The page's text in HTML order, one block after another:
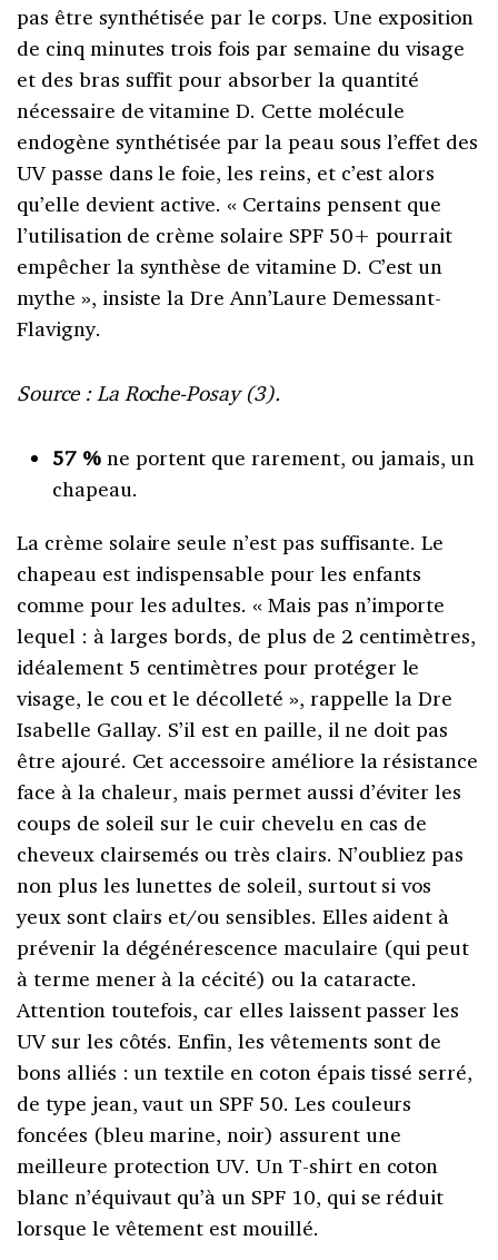
pas être synthétisée par le corps. Une exposition
de cinq minutes trois fois par semaine du visage
et des bras suffit pour absorber la quantité
nécessaire de vitamine D. Cette molécule
endogène synthétisée par la peau sous l’effet des
UV passe dans le foie, les reins, et c’est alors
qu’elle devient active. « Certains pensent que
l’utilisation de crème solaire SPF 50+ pourrait
empêcher la synthèse de vitamine D. C’est un
mythe », insiste la Dre Ann’Laure Demessant-
Flavigny.
Source : La Roche-Posay (3).
57 %ne portent que rarement, ou jamais, un
chapeau.
La crème solaire seule n’est pas suffisante. Le
chapeau est indispensable pour les enfants
comme pour les adultes. « Mais pas n’importe
lequel : à larges bords, de plus de 2 centimètres,
idéalement 5 centimètres pour protéger le
visage, le cou et le décolleté », rappelle la Dre
Isabelle Gallay. S’il est en paille, il ne doit pas
être ajouré. Cet accessoire améliore la résistance
face à la chaleur, mais permet aussi d’éviter les
coups de soleil sur le cuir chevelu en cas de
cheveux clairsemés ou très clairs. N’oubliez pas
non plus les lunettes de soleil, surtout si vos
yeux sont clairs et/ou sensibles. Elles aident à
prévenir la dégénérescence maculaire (qui peut
à terme mener à la cécité) ou la cataracte.
Attention toutefois, car elles laissent passer les
UV sur les côtés. Enfin, les vêtements sont de
bons alliés : un textile en coton épais tissé serré,
de type jean, vaut un SPF 50. Les couleurs
foncées (bleu marine, noir) assurent une
meilleure protection UV. Un T-shirt en coton
blanc n’équivaut qu’à un SPF 10, qui se réduit
lorsque le vêtement est mouillé.